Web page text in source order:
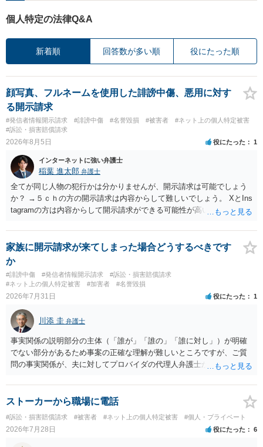
個人特定の法律Q&A
新着順 回答数が多い順 役にたった順
顔写真、フルネームを使用した誹謗中傷、悪用に対す
る開示請求
#発信者情報開示請求 #誹謗中傷 #名誉毀損 #被害者
#ネット上の個人特定被害
#訴訟・損害賠償請求
2026年8月5日 役にたった 1
インターネットに強い弁護士
稲葉 進太郎 弁護士
全てが同じ人物の犯行かは分かりませんが、開示請求は可能でしょう
か？ →５ｃｈの方の開示請求は内容からして難しいでしょう。 XとIns
tagramの方は内容からして開示請求ができる可能性が高いでしょう。
いでしょう。７月中にアカウントが削除されている場合、今から進め
ても失敗する可能性が高いように思われます。 相手を特定できた場
合、相手に全ての弁護士費用を負担させることは可能でしょうか？ →
訴訟外の交渉で相手方が認めれば負担させることができるでしょう。
訴訟で判決となった場合は、実際の弁護士費用が認められる場合と認
められない場合があり何ともいえないところでしょう。
家族に開示請求が来てしまった場合どうするべきです
か
#誹謗中傷 #発信者情報開示請求
#訴訟・損害賠償請求
#ネット上の個人特定被害
#加害者 #名誉毀損
2026年7月31日 役にたった 1
川添 圭 弁護士
事実関係の説明部分の主体（「誰が」「誰の」「誰に対し」）が明確
でない部分があるため事案の正確な理解が難しいところですが、ご質
問の事実関係が、夫に対してプロバイダの代理人弁護士から発信者情
情報として夫の氏名と住所が開示され、開示請求者（の代理人弁護
士）が、夫に対して内容証明郵便を送ったり訴訟の提起がなされたり
する可能性があるように思われます。この場合は、開示請求者（とあ
る女性？）の代理人弁護士へ、実は投稿者があなたであるという内容
とともに、あなたから連絡することもあり得ます。 夫がクレーム電話
ストーカーから職場に電話
#訴訟・損害賠償請求 #被害者 #ネット上の個人特定被害 #個人・プライベート
2026年7月28日 役にたった 6